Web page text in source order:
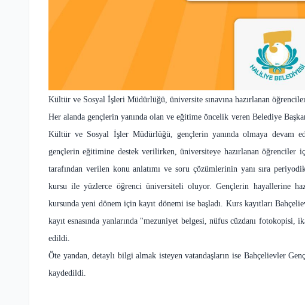
Kültür ve Sosyal İşleri Müdürlüğü, üniversite sınavına hazırlanan
Her alanda gençlerin yanında olan ve eğitime öncelik veren Belediye
Kültür ve Sosyal İşler Müdürlüğü, gençlerin yanında olmaya devam
gençlerin eğitimine destek verilirken, üniversiteye hazırlanan öğrenciler
tarafından verilen konu anlatımı ve soru çözümlerinin yanı sıra
kursu ile yüzlerce öğrenci üniversiteli oluyor. Gençlerin hayallerine
kursunda yeni dönem için kayıt dönemi ise başladı. Kurs kayıtları
kayıt esnasında yanlarında "mezuniyet belgesi, nüfus cüzdanı
edildi.
Öte yandan, detaylı bilgi almak isteyen vatandaşların ise Bahçelievler
kaydedildi.